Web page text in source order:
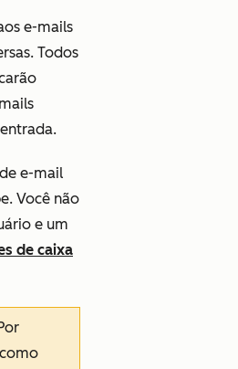
e-mails
Todos
e-mail
Você não
e um
de caixa